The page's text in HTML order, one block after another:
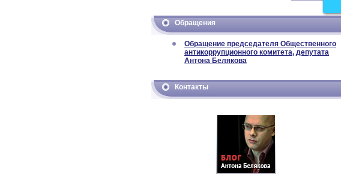
Обращения
Обращение председателя Общественного
антикоррупционного комитета, депутата
Антона Белякова
Контакты